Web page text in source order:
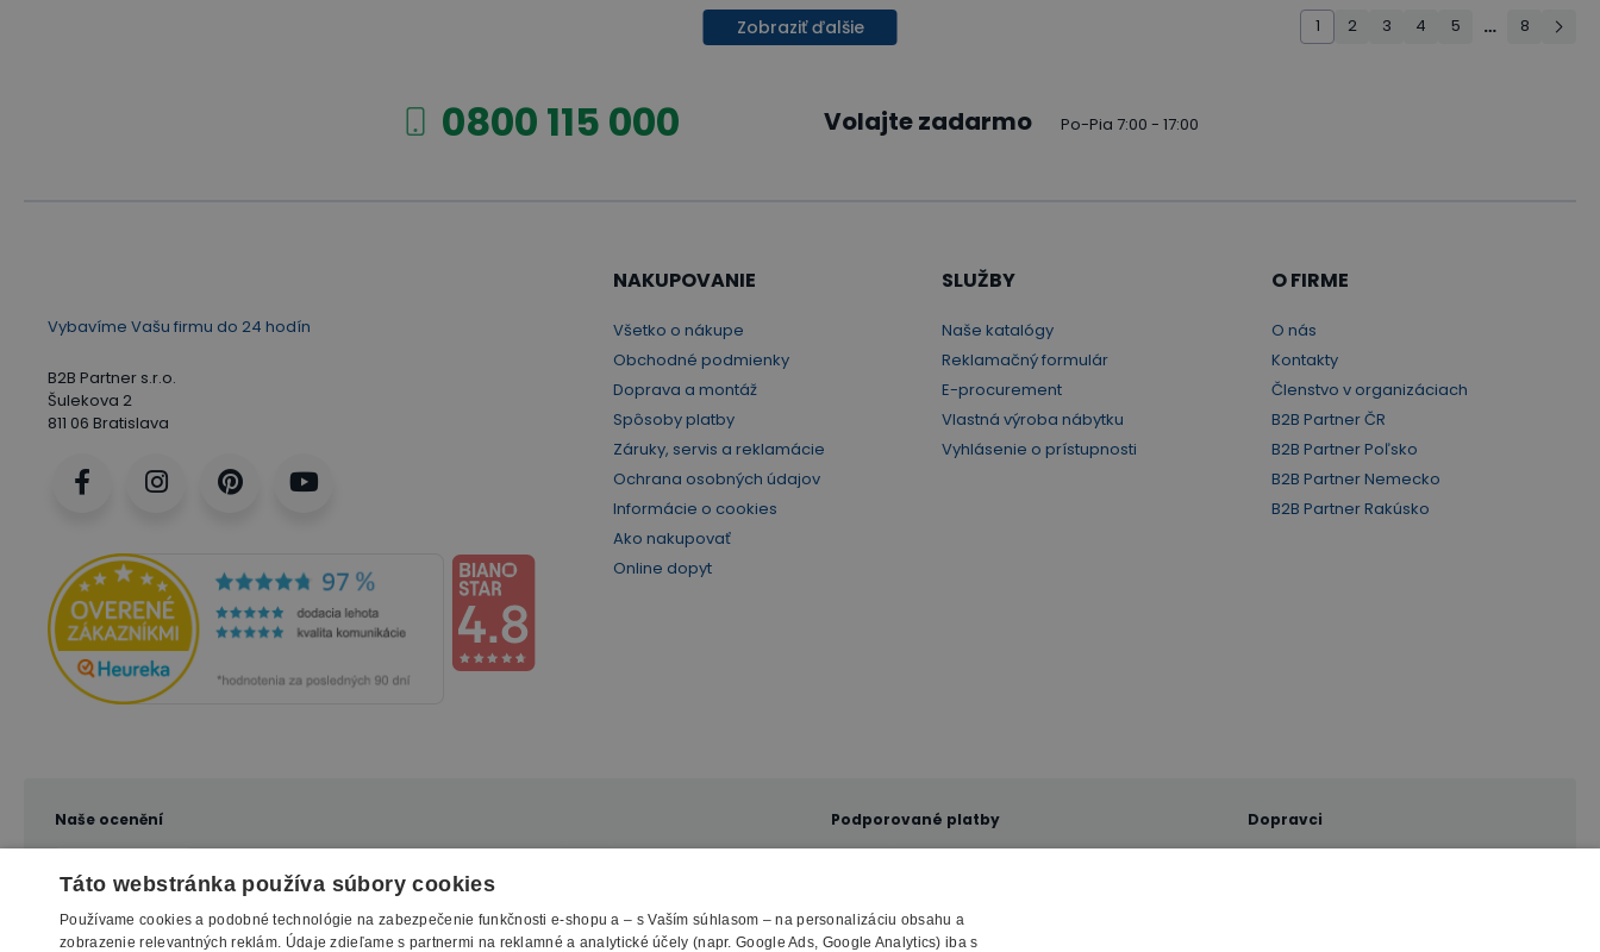
Zobraziť ďalšie 1 2 3 4 5 … 8
0800 115 000 Volajte zadarmo Po-Pia 7:00 - 17:00
Vybavíme Vašu firmu do 24 hodín
B2B Partner s.r.o.
Šulekova 2
811 06 Bratislava
NAKUPOVANIE
Všetko o nákupe
Obchodné podmienky
Doprava a montáž
Spôsoby platby
Záruky, servis a reklamácie
Ochrana osobných údajov
Informácie o cookies
Ako nakupovať
Online dopyt
SLUŽBY
Naše katalógy
Reklamačný formulár
E-procurement
Vlastná výroba nábytku
Vyhlásenie o prístupnosti
O FIRME
O nás
Kontakty
Členstvo v organizáciach
B2B Partner ČR
B2B Partner Poľsko
B2B Partner Nemecko
B2B Partner Rakúsko
Naše ocenění Podporované platby Dopravci
Táto webstránka používa súbory cookies
Používame cookies a podobné technológie na zabezpečenie funkčnosti e-shopu a – s Vaším súhlasom – na personalizáciu obsahu a
zobrazenie relevantných reklám. Údaje zdieľame s partnermi na reklamné a analytické účely (napr. Google Ads, Google Analytics) iba s